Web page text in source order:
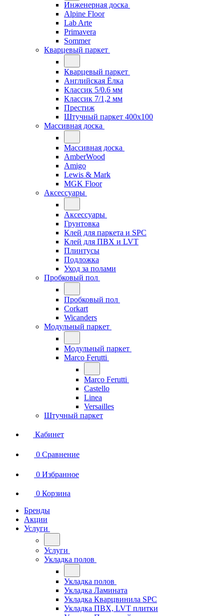
Инженерная доска
Alpine Floor
Lab Arte
Primavera
Sommer
Кварцевый паркет
Кварцевый паркет
Английская Ёлка
Классик 5/0.6 мм
Классик 7/1,2 мм
Престиж
Штучный паркет 400x100
Массивная доска
Массивная доска
AmberWood
Amigo
Lewis & Mark
MGK Floor
Аксессуары
Аксессуары
Грунтовка
Клей для паркета и SPC
Клей для ПВХ и LVT
Плинтусы
Подложка
Уход за полами
Пробковый пол
Пробковый пол
Corkart
Wicanders
Модульный паркет
Модульный паркет
Marco Ferutti
Marco Ferutti
Castello
Linea
Versailles
Штучный паркет
Кабинет
0 Сравнение
0 Избранное
0 Корзина
Бренды
Акции
Услуги
Услуги
Укладка полов
Укладка полов
Укладка Ламината
Укладка Кварцвинила SPC
Укладка ПВХ, LVT плитки